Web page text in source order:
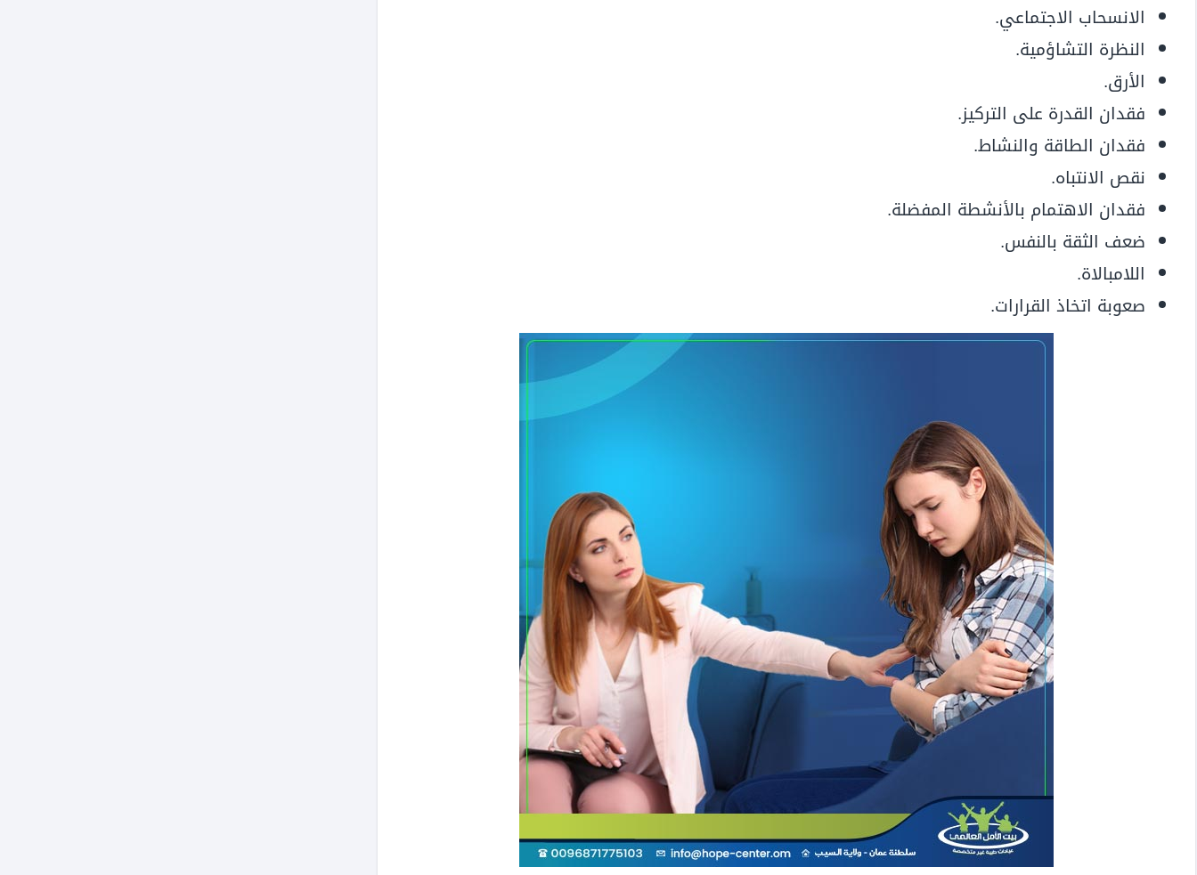
الانسحاب الاجتماعي.
النظرة التشاؤمية.
الأرق.
فقدان القدرة على التركيز.
فقدان الطاقة والنشاط.
نقص الانتباه.
فقدان الاهتمام بالأنشطة المفضلة.
ضعف الثقة بالنفس.
اللامبالاة.
صعوبة اتخاذ القرارات.